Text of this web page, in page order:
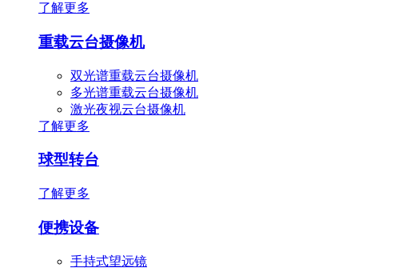
了解更多
重载云台摄像机
双光谱重载云台摄像机
多光谱重载云台摄像机
激光夜视云台摄像机
了解更多
球型转台
了解更多
便携设备
手持式望远镜